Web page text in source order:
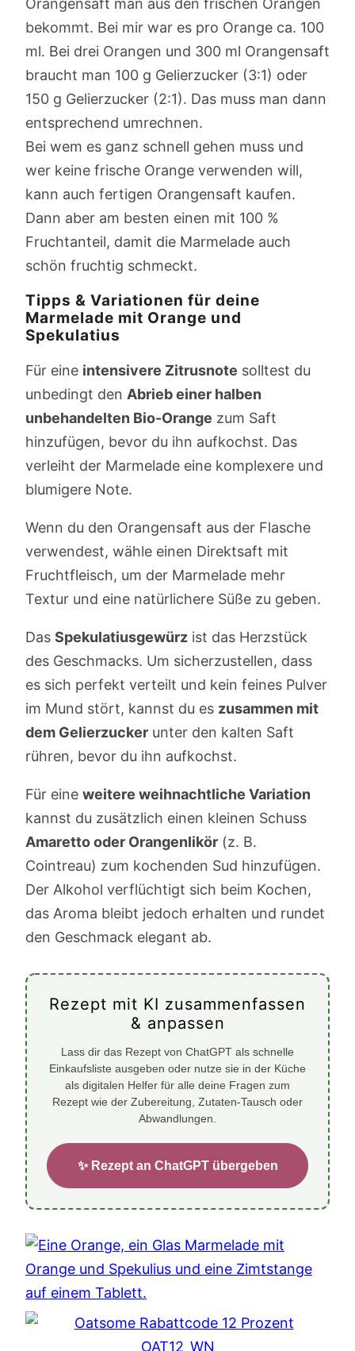
Orangensaft man aus den frischen Orangen
bekommt. Bei mir war es pro Orange ca. 100
ml. Bei drei Orangen und 300 ml Orangensaft
braucht man 100 g Gelierzucker (3:1) oder
150 g Gelierzucker (2:1). Das muss man dann
entsprechend umrechnen.
Bei wem es ganz schnell gehen muss und
wer keine frische Orange verwenden will,
kann auch fertigen Orangensaft kaufen.
Dann aber am besten einen mit 100 %
Fruchtanteil, damit die Marmelade auch
schön fruchtig schmeckt.
Tipps & Variationen für deine
Marmelade mit Orange und
Spekulatius
Für eine intensivere Zitrusnote solltest du
unbedingt den Abrieb einer halben
unbehandelten Bio-Orange zum Saft
hinzufügen, bevor du ihn aufkochst. Das
verleiht der Marmelade eine komplexere und
blumigere Note.
Wenn du den Orangensaft aus der Flasche
verwendest, wähle einen Direktsaft mit
Fruchtfleisch, um der Marmelade mehr
Textur und eine natürlichere Süße zu geben.
Das Spekulatiusgewürz ist das Herzstück
des Geschmacks. Um sicherzustellen, dass
es sich perfekt verteilt und kein feines Pulver
im Mund stört, kannst du es zusammen mit
dem Gelierzucker unter den kalten Saft
rühren, bevor du ihn aufkochst.
Für eine weitere weihnachtliche Variation
kannst du zusätzlich einen kleinen Schuss
Amaretto oder Orangenlikör (z. B.
Cointreau) zum kochenden Sud hinzufügen.
Der Alkohol verflüchtigt sich beim Kochen,
das Aroma bleibt jedoch erhalten und rundet
den Geschmack elegant ab.
Rezept mit KI zusammenfassen
& anpassen
Lass dir das Rezept von ChatGPT als schnelle
Einkaufsliste ausgeben oder nutze sie in der Küche
als digitalen Helfer für alle deine Fragen zum
Rezept wie der Zubereitung, Zutaten-Tausch oder
Abwandlungen.
✨ Rezept an ChatGPT übergeben